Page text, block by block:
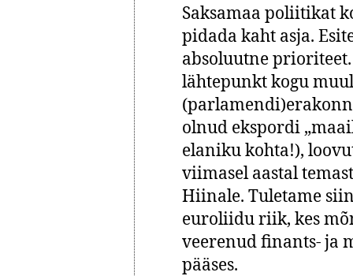
Saksamaa poliitikat
pidada kaht asja.
absoluutne
lähtepunkt kogu
olnud ekspordi
elaniku kohta!),
viimasel aastal
Hiinale. Tuletame
euroliidu riik, kes
veerenud finants- ja
pääses.